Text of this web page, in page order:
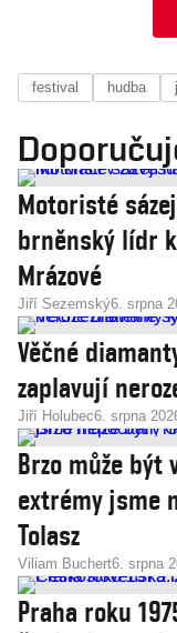
festival hudba
Motoristé
brněnský lídr
Mrázové
Jiří Sezemský6. srpna
Věčné
zaplavují
Jiří Holubec6. srpna
Brzo může být
extrémy jsme
Tolasz
Viliam Buchert6. srpna
Praha roku